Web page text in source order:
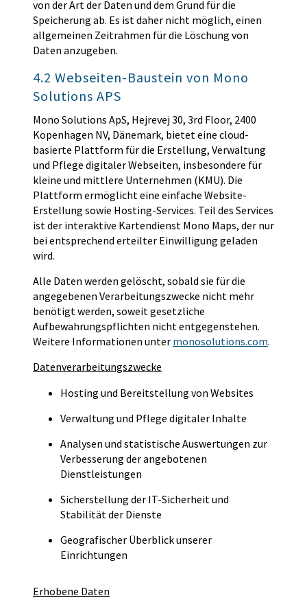
von der Art der Daten und dem Grund für die
Speicherung ab. Es ist daher nicht möglich, einen
allgemeinen Zeitrahmen für die Löschung von
Daten anzugeben.
4.2 Webseiten-Baustein von Mono
Solutions APS
Mono Solutions ApS, Hejrevej 30, 3rd Floor, 2400
Kopenhagen NV, Dänemark, bietet eine cloud-
basierte Plattform für die Erstellung, Verwaltung
und Pflege digitaler Webseiten, insbesondere für
kleine und mittlere Unternehmen (KMU). Die
Plattform ermöglicht eine einfache Website-
Erstellung sowie Hosting-Services. Teil des Services
ist der interaktive Kartendienst Mono Maps, der nur
bei entsprechend erteilter Einwilligung geladen
wird.
Alle Daten werden gelöscht, sobald sie für die
angegebenen Verarbeitungszwecke nicht mehr
benötigt werden, soweit gesetzliche
Aufbewahrungspflichten nicht entgegenstehen.
Weitere Informationen unter monosolutions.com.
Datenverarbeitungszwecke
Hosting und Bereitstellung von Websites
Verwaltung und Pflege digitaler Inhalte
Analysen und statistische Auswertungen zur
Verbesserung der angebotenen
Dienstleistungen
Sicherstellung der IT-Sicherheit und
Stabilität der Dienste
Geografischer Überblick unserer
Einrichtungen
Erhobene Daten